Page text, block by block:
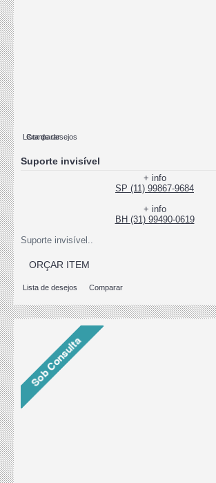
Lista de desejos
Comparar
Suporte invisível
+ info
SP (11) 99867-9684
+ info
BH (31) 99490-0619
Suporte invisível..
ORÇAR ITEM
Lista de desejos Comparar